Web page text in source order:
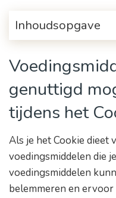
Inhoudsopgave
genuttigd
tijdens het
Als je het Cookie dieet
voedingsmiddelen die
voedingsmiddelen
belemmeren en